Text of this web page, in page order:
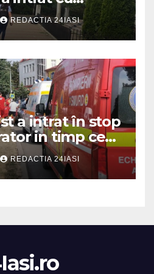
turmă de oi
REDACTIA 24IASI
a intrat în stop
in timp ce
REDACTIA 24IASI